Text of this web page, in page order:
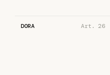
DORA Art. 26